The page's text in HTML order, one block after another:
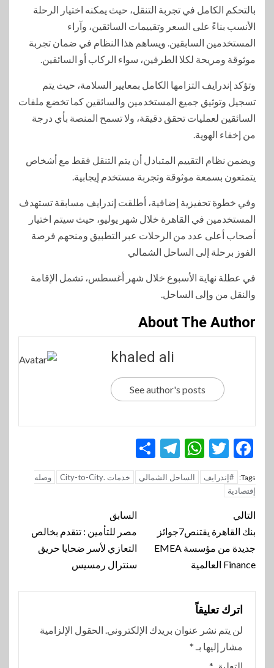
بالتحكم الكامل في تجربة التنقل، حيث يمكنه اختيار الرحلة
الأنسب بناءً على السعر وتقييمات السائقين، وآراء
المستخدمين السابقين. ويساهم هذا النظام في ضمان تجربة
موثوقة ومريحة لكلا الطرفين، سواء الركاب أو السائقين.
وتؤكد إندرايف التزامها الكامل بمعايير السلامة، حيث يتم
تسجيل وتوثيق جميع المستخدمين والسائقين كما تخضع ملفات
السائقين لعمليات تحقق دقيقة، ولا تسمح المنصة بأي درجة
من إخفاء الهوية.
ويضمن نظام التقييم المتبادل أن يتم التنقل فقط مع أشخاص
يتمتعون بسمعة موثوقة وتجربة مستخدم إيجابية.
وفي خطوة تحفيزية إضافية، أطلقت إندرايف مسابقة تستهدف
المستخدمين في القاهرة خلال شهر يوليو، حيث سيتم اختيار
أصحاب أعلى عدد من الرحلات عبر التطبيق ومنحهم فرصة
الفوز برحلة إلى الساحل الشمالي
في عطلة نهاية الأسبوع خلال شهر أغسطس، تشمل الإقامة
والنقل من وإلى الساحل.
About The Author
khaled ali
See author's posts
Facebook
Twitter
WhatsApp
Telegram
Tags: #إندرايف الساحل الشمالي خدمات .City-to-City
وصله
إقتصادية
تنقل
المقالة
السابق
مصر للتأمين : تتقدم بخالص
التعازي لأسر ضحايا حريق
سنترال رمسيس
التالي
بنك القاهرة يقتنص7جوائز
جديدة من مؤسسة EMEA
Finance العالمية
اترك تعليقاً
لن يتم نشر عنوان بريدك الإلكتروني. الحقول الإلزامية
مشار إليها بـ *